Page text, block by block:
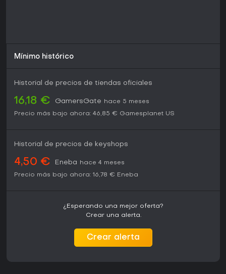
Mínimo histórico
Historial de precios de tiendas oficiales
16,18 € GamersGate
hace 5 meses
Precio más bajo ahora: 46,85 € Gamesplanet US
Historial de precios de keyshops
4,50 € Eneba
hace 4 meses
Precio más bajo ahora: 16,78 € Eneba
¿Esperando una mejor oferta?
Crear una alerta.
Crear alerta